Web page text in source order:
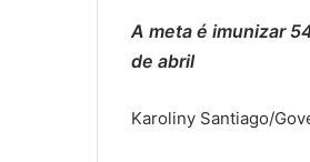
A meta é imunizar
de abril
Karoliny Santiago/